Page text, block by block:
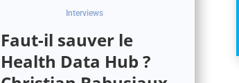
Faut-il sauver le
Health Data Hub ?
Interviews